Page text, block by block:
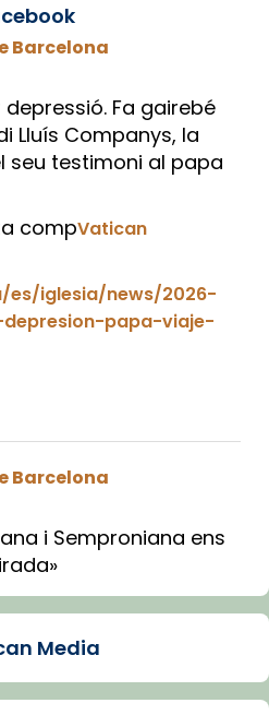
Barcelona
Fa gairebé
Lluís Companys, la
seu testimoni al papa
compVatican
es/iglesia/news/2026-
papa-viaje-
Barcelona
i Semproniana ens
de Tortosa, ha
Media